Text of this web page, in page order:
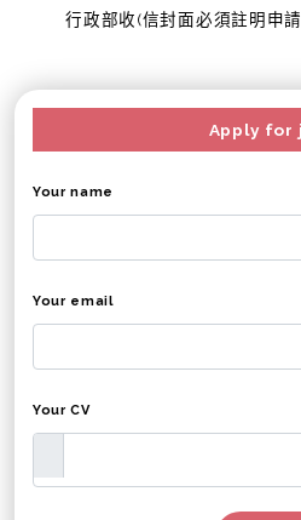
行政部收(信封面必須註明申
Apply for
Your name
Your email
Your CV